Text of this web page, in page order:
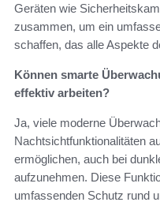
Geräten wie
zusammen, um ein
schaffen, das alle Aspekte
Können smarte
effektiv arbeiten?
Ja, viele moderne
Nachtsichtfunktionalitäten
ermöglichen, auch bei
aufzunehmen. Diese
umfassenden Schutz rund